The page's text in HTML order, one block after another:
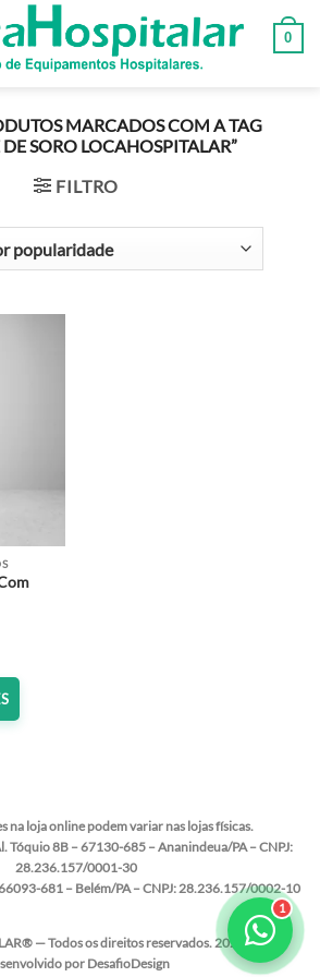
0
MARCADOS COM A TAG
DE SORO LOCAHOSPITALAR”
FILTRO
na loja online podem variar nas lojas físicas.
Tóquio 8B – 67130-685 – Ananindeua/PA – CNPJ:
28.236.157/0001-30
681 – Belém/PA – CNPJ: 28.236.157/0002-10
— Todos os direitos reservados. 2020
por DesafioDesign